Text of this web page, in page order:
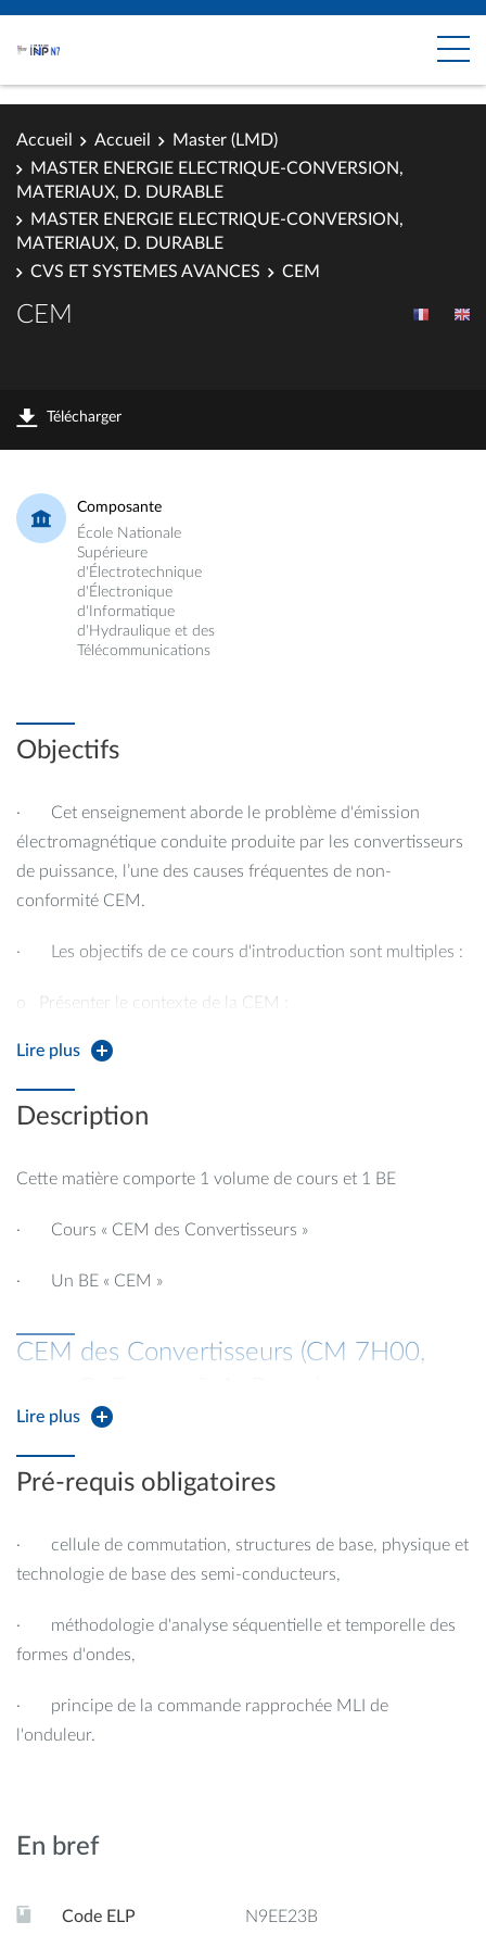
Accueil Accueil
Master (LMD)
MASTER ENERGIE ELECTRIQUE-CONVERSION,
MATERIAUX, D. DURABLE
MASTER ENERGIE ELECTRIQUE-CONVERSION,
MATERIAUX, D. DURABLE
CVS ET SYSTEMES AVANCES
CEM
CEM
Télécharger
Composante
École Nationale
Supérieure
d'Électrotechnique
d'Électronique
d'Informatique
d'Hydraulique et des
Télécommunications
Objectifs
· Cet enseignement aborde le problème d'émission
électromagnétique conduite produite par les convertisseurs
de puissance, l’une des causes fréquentes de non-
conformité CEM.
· Les objectifs de ce cours d'introduction sont multiples :
o Présenter le contexte de la CEM ;
Définir le concept d'émission conduite et l'illustrer
Lire plus
Description
Cette matière comporte 1 volume de cours et 1 BE
· Cours « CEM des Convertisseurs »
· Un BE « CEM »
CEM des Convertisseurs (CM 7H00,
Programme :
· Présenter brièvement les techniques de mesure
· Identifier les sources et les modes de propagation du
bruit conduit produit par un convertisseur de puissance
mode commun et différentiel), les composants typiques de
· Présenter et illustrer plusieurs règles de conception
Lire plus
Pré-requis obligatoires
· cellule de commutation, structures de base, physique et
technologie de base des semi-conducteurs,
· méthodologie d'analyse séquentielle et temporelle des
formes d'ondes,
· principe de la commande rapprochée MLI de
l'onduleur.
En bref
Code ELP N9EE23B